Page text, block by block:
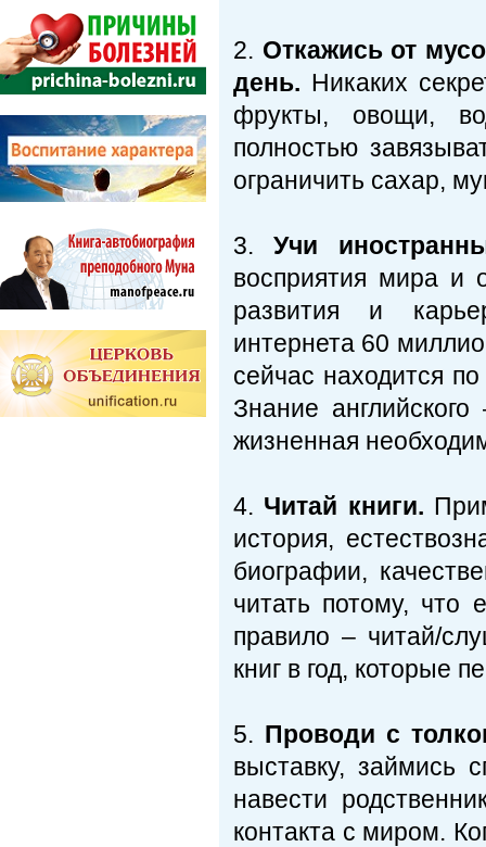
2. Откажись от
день. Никаких
фрукты, овощи,
полностью
ограничить сахар,
3.Учи
восприятия мира и
развития и
интернета 60
сейчас находится
Знание
жизненная
4. Читай книги.
история,
биографии,
читать потому, что
правило – читай/
книг в год, которые
5. Проводи с
выставку, займись
навести
контакта с миром.